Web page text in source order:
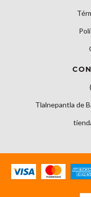
Tlalnepantla de